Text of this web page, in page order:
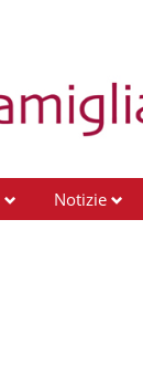
Notizie